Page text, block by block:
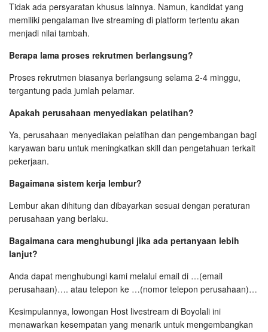
Tidak ada persyaratan khusus lainnya. Namun, kandidat yang
memiliki pengalaman live streaming di platform tertentu akan
menjadi nilai tambah.
Berapa lama proses rekrutmen berlangsung?
Proses rekrutmen biasanya berlangsung selama 2-4 minggu,
tergantung pada jumlah pelamar.
Apakah perusahaan menyediakan pelatihan?
Ya, perusahaan menyediakan pelatihan dan pengembangan bagi
karyawan baru untuk meningkatkan skill dan pengetahuan terkait
pekerjaan.
Bagaimana sistem kerja lembur?
Lembur akan dihitung dan dibayarkan sesuai dengan peraturan
perusahaan yang berlaku.
Bagaimana cara menghubungi jika ada pertanyaan lebih
lanjut?
Anda dapat menghubungi kami melalui email di …(email
perusahaan)…. atau telepon ke …(nomor telepon perusahaan)…
Kesimpulannya, lowongan Host livestream di Boyolali ini
menawarkan kesempatan yang menarik untuk mengembangkan